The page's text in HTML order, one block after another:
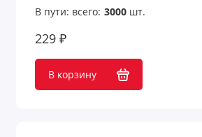
Нарды
Настольные аксессуары
В пути: всего: 3000шт.
229 ₽
В корзину